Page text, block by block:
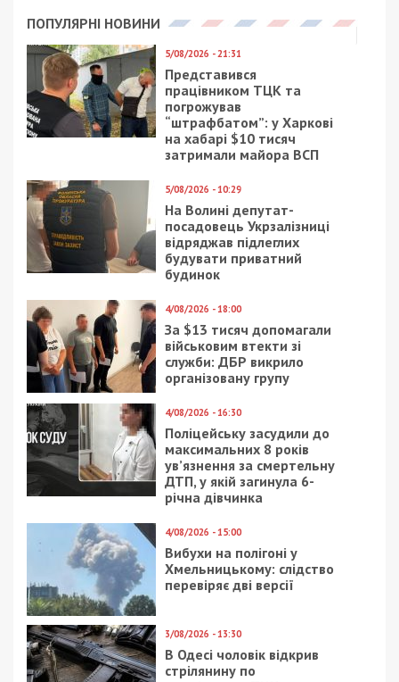
ПОПУЛЯРНІ НОВИНИ
5/08/2026 - 21:31
Представився
працівником ТЦК та
погрожував
“штрафбатом”: у Харкові
на хабарі $10 тисяч
затримали майора ВСП
5/08/2026 - 10:29
На Волині депутат-
посадовець Укрзалізниці
відряджав підлеглих
будувати приватний
будинок
4/08/2026 - 18:00
За $13 тисяч допомагали
військовим втекти зі
служби: ДБР викрило
організовану групу
4/08/2026 - 16:30
Поліцейську засудили до
максимальних 8 років
ув’язнення за смертельну
ДТП, у якій загинула 6-
річна дівчинка
4/08/2026 - 15:00
Вибухи на полігоні у
Хмельницькому: слідство
перевіряє дві версії
3/08/2026 - 13:30
В Одесі чоловік відкрив
стрілянину по